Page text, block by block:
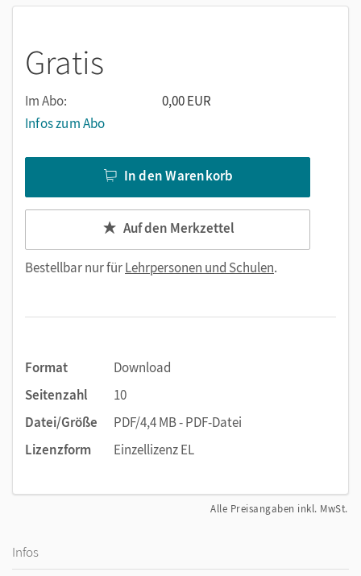
Gratis
Im Abo:
0,00 EUR
Infos zum Abo
In den Warenkorb
Auf den Merkzettel
Bestellbar nur fürLehrpersonen und Schulen.
Format
Download
Seitenzahl
10
Datei/Größe
PDF/4,4 MB - PDF-Datei
Lizenzform
Einzellizenz EL
Alle Preisangaben inkl. MwSt.
Infos